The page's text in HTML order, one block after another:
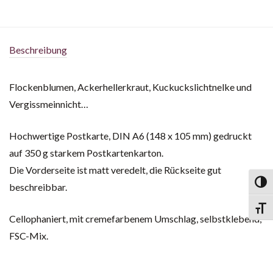
Beschreibung
Flockenblumen, Ackerhellerkraut, Kuckuckslichtnelke und
Vergissmeinnicht…
Hochwertige Postkarte, DIN A6 (148 x 105 mm) gedruckt
auf 350 g starkem Postkartenkarton.
Die Vorderseite ist matt veredelt, die Rückseite gut
beschreibbar.
Cellophaniert, mit cremefarbenem Umschlag, selbstklebend,
FSC-Mix.